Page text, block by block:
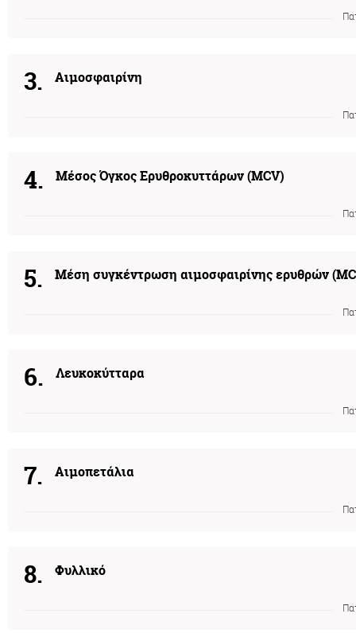
3. Αιμοσφαιρίνη
4. Mέσος Όγκος Ερυθροκυττάρων (MCV)
5. Μέση συγκέντρωση αιμοσφαιρίνης ερυθρών
6. Λευκοκύτταρα
7. Αιμοπετάλια
8. Φυλλικό